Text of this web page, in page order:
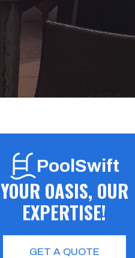
PoolSwift
YOUR OASIS, OUR
EXPERTISE!
GET A QUOTE